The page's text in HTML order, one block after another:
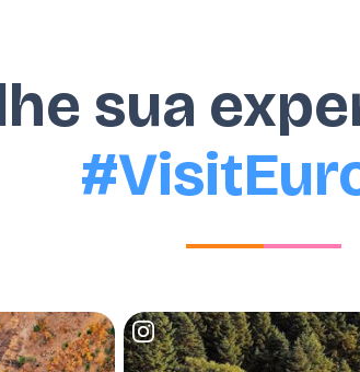
sua